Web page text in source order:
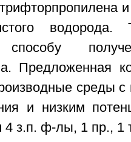
водорода.
Предложенная
среды
и низким
4 з.п. ф-лы, 1 пр., 1